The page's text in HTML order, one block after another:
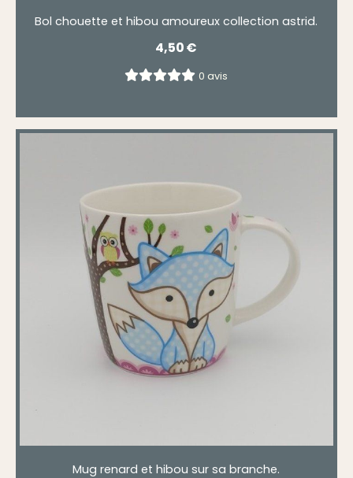
Bol chouette et hibou amoureux collection astrid.
4,50€
0 avis
Mug renard et hibou sur sa branche.